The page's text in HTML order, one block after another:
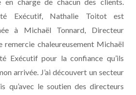
Exécutif, Nathalie Toitot est
à Michaël Tonnard, Directeur
remercie chaleureusement Michaël
Exécutif pour la confiance qu’ils
arrivée. J’ai découvert un secteur
qu’avec le soutien des directeurs